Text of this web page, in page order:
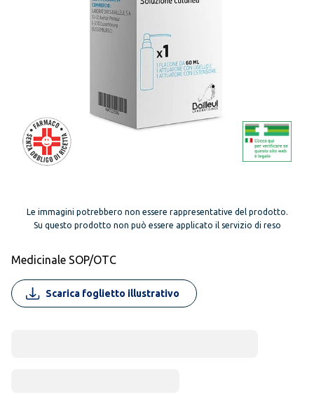
Le immagini potrebbero non essere rappresentative del prodotto.
Su questo prodotto non può essere applicato il servizio di reso
Medicinale SOP/OTC
Scarica foglietto illustrativo